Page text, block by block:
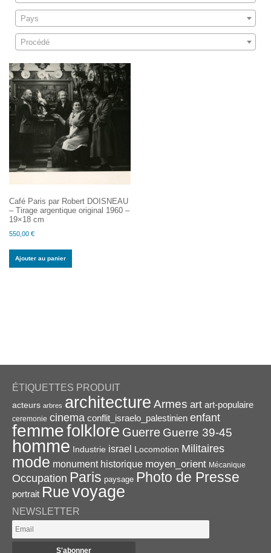
Pays
Procédé
Café Paris par Robert DOISNEAU
– Tirage argentique original 1960 –
19×18 cm
550,00 €
Ajouter au panier
ÉTIQUETTES PRODUIT
acteurs arbres architecture Armes art art-populaire
ceremonie cinema conflit_israelo_palestinien enfant
femmefolklore Guerre Guerre 39-45
homme Industrie israel Locomotion Militaires
mode monument historique moyen_orient Mécanique
Occupation Paris paysage Photo de Presse
portrait Ruevoyage
NEWSLETTER